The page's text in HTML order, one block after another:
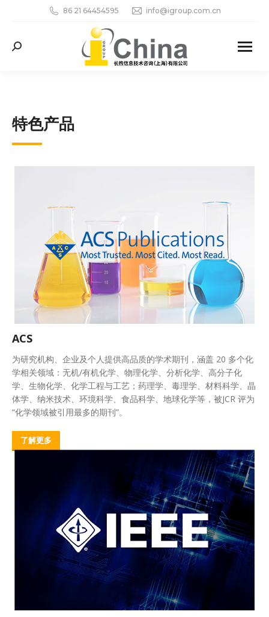
86 21 64454595 info@igroup.com.cn
Search:
特色产品
ACS
为研究机构、企业及个人提供高品质的学术期刊，涵盖 20 多个化
学相关领域：无机/有机化学、物理化学、分析化学、高分子化
学、生物化学、化学工程与工艺；药理学、毒理学、材料科学、晶
体学、纳米技术、环境科学、食品科学、地球化学等，被JCR 评为
“化学领域被引用最多的期刊”。
了解更多